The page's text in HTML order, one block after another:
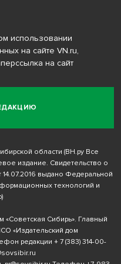
использовании
на сайте VN.ru,
на сайт
области (ВН.ру Все
издание. Свидетельство о
выдано Федеральной
технологий и
«Советская Сибирь». Главный
«Издательский дом
редакции + 7 (383) 314-00-